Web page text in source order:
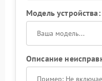
Модель устройства:
Описание